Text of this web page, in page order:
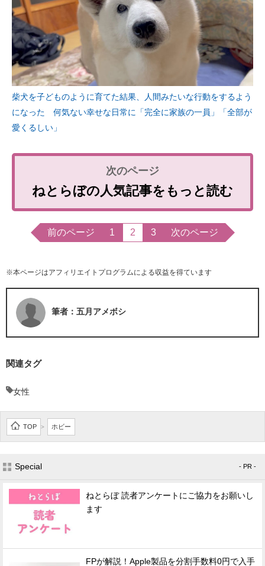
柴犬を子どものように育てた結果、人間みたいな行動をするよう
になった 何気ない幸せな日常に「完全に家族の一員」「全部が
愛くるしい」
ねとらぼの人気記事をもっと読む
前のページ 1 2 3 次のページ
※本ページはアフィリエイトプログラムによる収益を得ています
筆者：五月アメボシ
関連タグ
女性
TOP > ホビー
Special - PR -
ねとらぼ 読者アンケートにご協力をお願いし
ます
FPが解説！Apple製品を分割手数料0円で入手